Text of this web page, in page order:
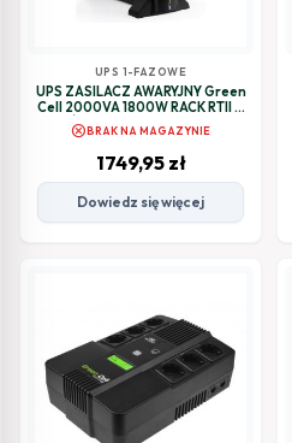
UPS 1-FAZOWE
UPS ZASILACZ AWARYJNY Green
Cell 2000VA 1800W RACK RTII Z
WYŚWIETLACZEM LCD UPS14
cancelBRAK NA MAGAZYNIE
1749,95 zł
Dowiedz się więcej